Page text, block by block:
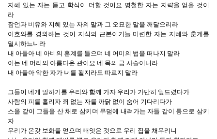
지혜 있는 자는 듣고 학식이 더할 것이요 명철한 자는 지략을 얻을 것이
라
잠언과 비유와 지혜 있는 자의 말과 그 오묘한 말을 깨달으리라
여호와를 경외하는 것이 지식의 근본이거늘 미련한 자는 지혜와 훈계를
멸시하느니라
내 아들아 네 아비의 훈계를 들으며 네 어미의 법을 떠나지 말라
이는 네 머리의 아름다운 관이요 네 목의 금 사슬이니라
내 아들아 악한 자가 너를 꾈지라도 따르지 말라
그들이 네게 말하기를 우리와 함께 가자 우리가 가만히 엎드렸다가
사람의 피를 흘리자 죄 없는 자를 까닭 없이 숨어 기다리다가
스올 같이 그들을 산 채로 삼키며 무덤에 내려가는 자들 같이 통으로 삼키
자
우리가 온갖 보화를 얻으며 빼앗은 것으로 우리 집을 채우리니